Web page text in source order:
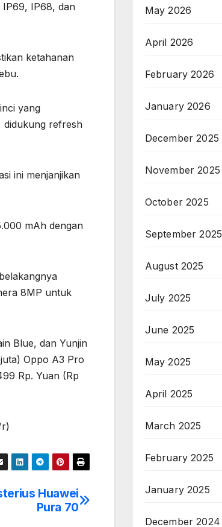
IP69, IP68, dan
ketahanan
yang
didukung refresh
ini menjanjikan
mAh dengan
8MP untuk
Blue, dan Yunjin
Oppo A3 Pro
Rp. Yuan (Rp
Huawei
Pura 70
May 2026
April 2026
February 2026
January 2026
December 2025
November 2025
October 2025
September 2025
August 2025
July 2025
June 2025
May 2025
April 2025
March 2025
February 2025
January 2025
December 2024